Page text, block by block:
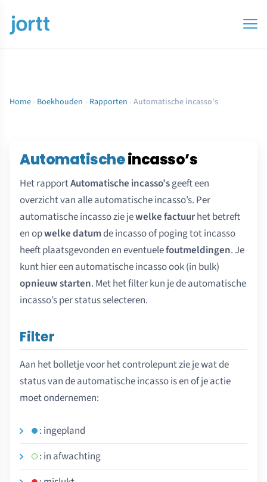
Home › Boekhouden › Rapporten › Automatische incasso's
Automatischeincasso’s
Het rapportAutomatische incasso’sgeeft een
overzicht van alle automatische incasso’s. Per
automatische incasso zie jewelke factuurhet betreft
en opwelke datumde incasso of poging tot incasso
heeft plaatsgevonden en eventuelefoutmeldingen. Je
kunt hier een automatische incasso ook (in bulk)
opnieuw starten. Met het filter kun je de automatische
incasso’s per status selecteren.
Filter
Aan het bolletje voor het controlepunt zie je wat de
status van de automatische incasso is en of je actie
moet ondernemen:
: ingepland
: in afwachting